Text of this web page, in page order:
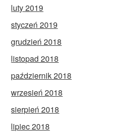
luty 2019
styczeń 2019
grudzień 2018
listopad 2018
październik 2018
wrzesień 2018
sierpień 2018
lipiec 2018